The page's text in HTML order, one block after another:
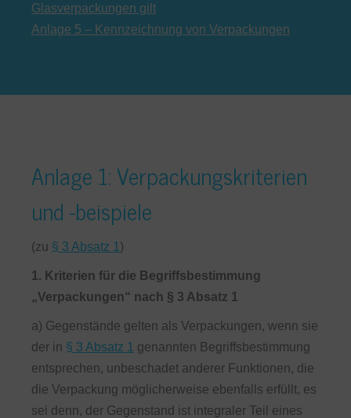
Glasverpackungen gilt
Anlage 5 – Kennzeichnung von Verpackungen
Anlage 1: Verpackungskriterien
und -beispiele
(zu § 3 Absatz 1 )
1. Kriterien für die Begriffsbestimmung
„Verpackungen“ nach § 3 Absatz 1
a) Gegenstände gelten als Verpackungen, wenn sie
der in § 3 Absatz 1 genannten Begriffsbestimmung
entsprechen, unbeschadet anderer Funktionen, die
die Verpackung möglicherweise ebenfalls erfüllt, es
sei denn, der Gegenstand ist integraler Teil eines